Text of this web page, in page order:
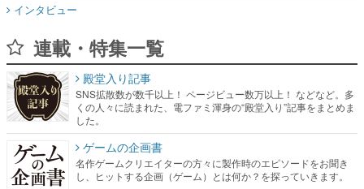
インタビュー
連載・特集一覧
殿堂入り記事
SNS拡散数が数千以上！ ページビュー数万以上！ などなど。多
くの人々に読まれた、電ファミ渾身の“殿堂入り”記事をまとめま
した。
ゲームの企画書
名作ゲームクリエイターの方々に製作時のエピソードをお聞き
し、ヒットする企画（ゲーム）とは何か？を探っていきます。